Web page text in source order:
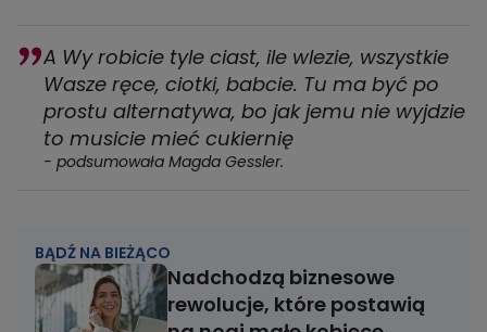
A Wy robicie tyle ciast, ile wlezie, wszystkie
Wasze ręce, ciotki, babcie. Tu ma być po
prostu alternatywa, bo jak jemu nie wyjdzie
to musicie mieć cukiernię
- podsumowała Magda Gessler.
BĄDŹ NA BIEŻĄCO
Nadchodzą biznesowe
rewolucje, które postawią